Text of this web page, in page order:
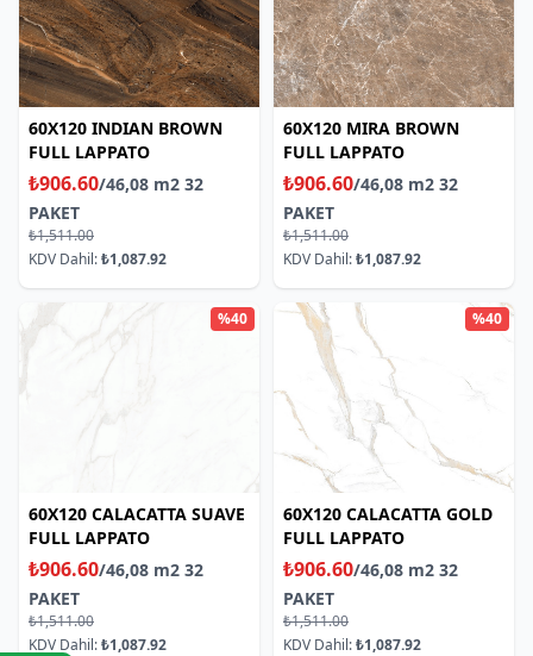
60X120 INDIAN BROWN
FULL LAPPATO
₺906.60/46,08 m2 32
PAKET
₺1,511.00
KDV Dahil:₺1,087.92
60X120 MIRA BROWN
FULL LAPPATO
₺906.60/46,08 m2 32
PAKET
₺1,511.00
KDV Dahil:₺1,087.92
%40
60X120 CALACATTA SUAVE
FULL LAPPATO
₺906.60/46,08 m2 32
PAKET
₺1,511.00
KDV Dahil:₺1,087.92
%40
60X120 CALACATTA GOLD
FULL LAPPATO
₺906.60/46,08 m2 32
PAKET
₺1,511.00
KDV Dahil:₺1,087.92